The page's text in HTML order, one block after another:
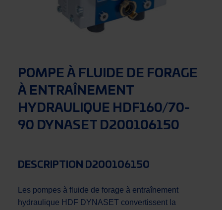
POMPE À FLUIDE DE FORAGE
À ENTRAÎNEMENT
HYDRAULIQUE HDF160/70-
90 DYNASET D200106150
DESCRIPTION D200106150
Les pompes à fluide de forage à entraînement
hydraulique HDF DYNASET convertissent la